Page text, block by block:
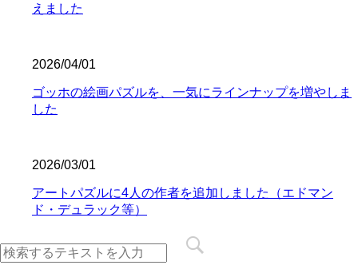
えました
2026/04/01
ゴッホの絵画パズルを、一気にラインナップを増やしま
した
2026/03/01
アートパズルに4人の作者を追加しました（エドマン
ド・デュラック等）